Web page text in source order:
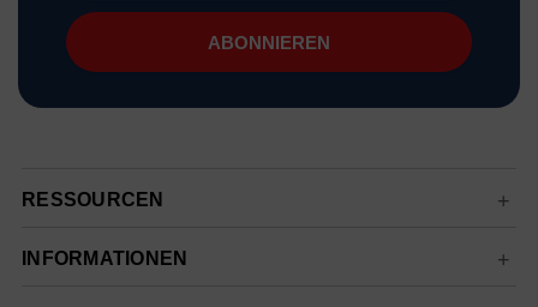
Adresse
RESSOURCEN
INFORMATIONEN